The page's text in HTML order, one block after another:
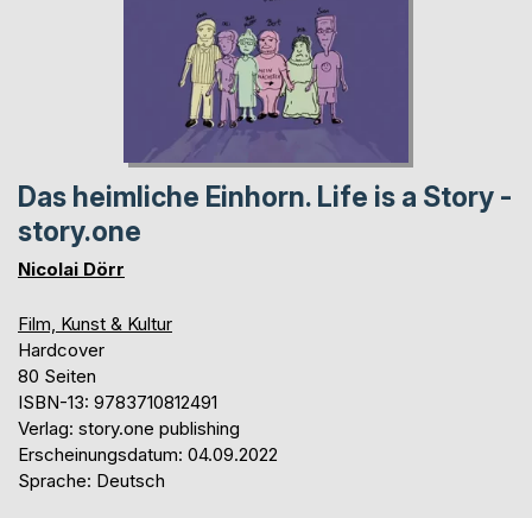
Das heimliche Einhorn. Life is a Story -
story.one
Nicolai Dörr
Film, Kunst & Kultur
Hardcover
80 Seiten
ISBN-13: 9783710812491
Verlag: story.one publishing
Erscheinungsdatum: 04.09.2022
Sprache: Deutsch